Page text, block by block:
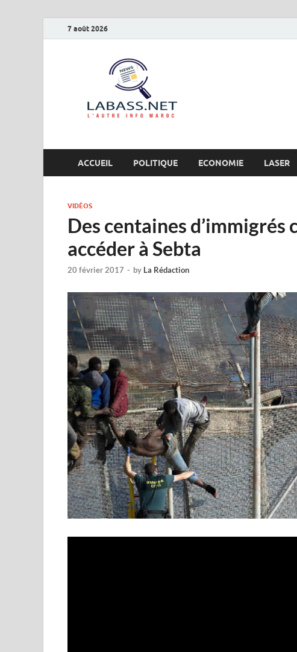
7 août 2026
ACCUEIL POLITIQUE ECONOMIE LASER
VIDÉOS
Des centaines d’immigrés
accéder à Sebta
20 février 2017 - by La Rédaction